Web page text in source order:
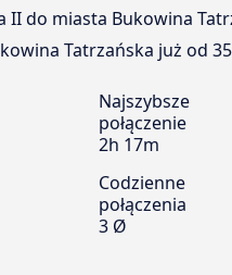
II do miasta Bukowina
Tatrzańska już od 35
Najszybsze
połączenie
2h 17m
Codzienne
połączenia
3 Ø